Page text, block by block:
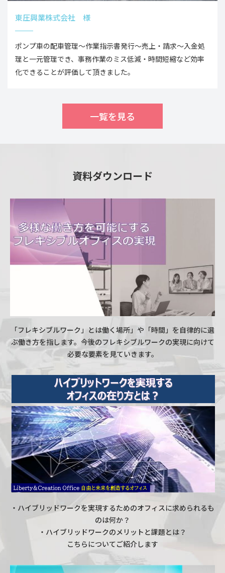
東圧興業株式会社 様
ポンプ車の配車管理～作業指示書発行～売上・請求～入金処
理と一元管理でき、事務作業のミス低減・時間短縮など効率
化できることが評価して頂きました。
一覧を見る
資料ダウンロード
「フレキシブルワーク」とは働く場所」や「時間」を自律的に選
ぶ働き方を指します。今後のフレキシブルワークの実現に向けて
必要な要素を見ていきます。
・ハイブリッドワークを実現するためのオフィスに求められるも
のは何か？
・ハイブリッドワークのメリットと課題とは？
こちらについてご紹介します